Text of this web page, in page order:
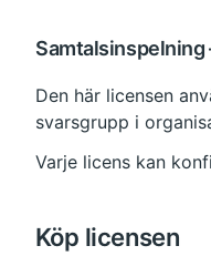
Samtalsinspelning
Den här licensen
svarsgrupp i
Varje licens kan
Köp licensen